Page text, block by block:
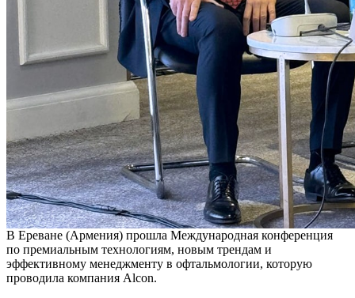
В Ереване (Армения) прошла Международная конференция
по премиальным технологиям, новым трендам и
эффективному менеджменту в офтальмологии, которую
проводила компания Alcon.